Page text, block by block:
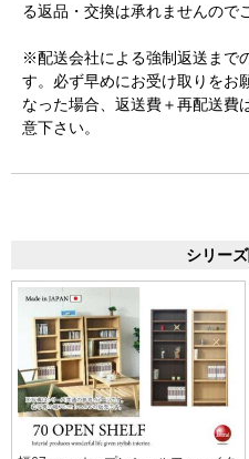
る返品・交換は承れませんので
※配送会社による強制返送まで
す。必ず早めにお受け取りをお
なった場合、返送費＋再配送費
意下さい。
シリー